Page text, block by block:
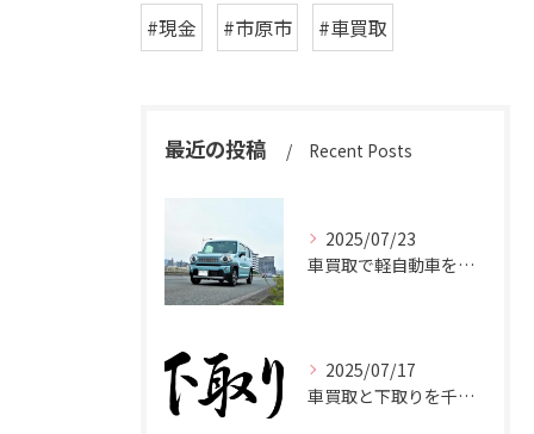
#現金 #市原市 #車買取
最近の投稿 Recent Posts
2025/07/23
車買取で軽自動車を千葉県市原市で高く売るための相場と査定ポイント
2025/07/17
車買取と下取りを千葉県市原市で賢く使い分けて高く売るコツ